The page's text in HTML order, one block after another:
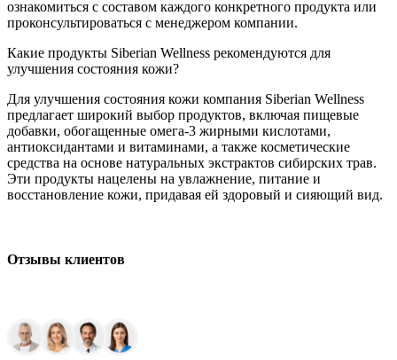
ознакомиться с составом каждого конкретного продукта или
проконсультироваться с менеджером компании.
Какие продукты Siberian Wellness рекомендуются для
улучшения состояния кожи?
Для улучшения состояния кожи компания Siberian Wellness
предлагает широкий выбор продуктов, включая пищевые
добавки, обогащенные омега-3 жирными кислотами,
антиоксидантами и витаминами, а также косметические
средства на основе натуральных экстрактов сибирских трав.
Эти продукты нацелены на увлажнение, питание и
восстановление кожи, придавая ей здоровый и сияющий вид.
Отзывы клиентов